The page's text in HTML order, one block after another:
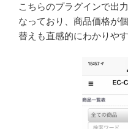
こちらのプラグインで出
なっており、商品価格が
替えも直感的にわかりや